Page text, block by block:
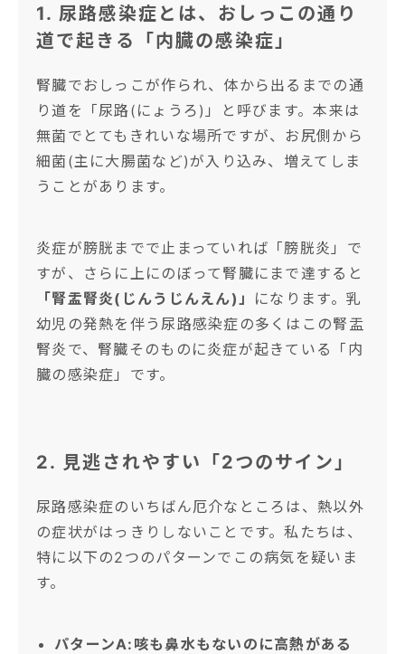
1. 尿路感染症とは、おしっこの通り
道で起きる「内臓の感染症」
腎臓でおしっこが作られ、体から出るまでの通
り道を「尿路(にょうろ)」と呼びます。本来は
無菌でとてもきれいな場所ですが、お尻側から
細菌(主に大腸菌など)が入り込み、増えてしま
うことがあります。
炎症が膀胱までで止まっていれば「膀胱炎」で
すが、さらに上にのぼって腎臓にまで達すると
「腎盂腎炎(じんうじんえん)」 になります。乳
幼児の発熱を伴う尿路感染症の多くはこの腎盂
腎炎で、腎臓そのものに炎症が起きている「内
臓の感染症」です。
2. 見逃されやすい「2つのサイン」
尿路感染症のいちばん厄介なところは、熱以外
の症状がはっきりしないことです。私たちは、
特に以下の2つのパターンでこの病気を疑いま
す。
パターンA:咳も鼻水もないのに高熱がある